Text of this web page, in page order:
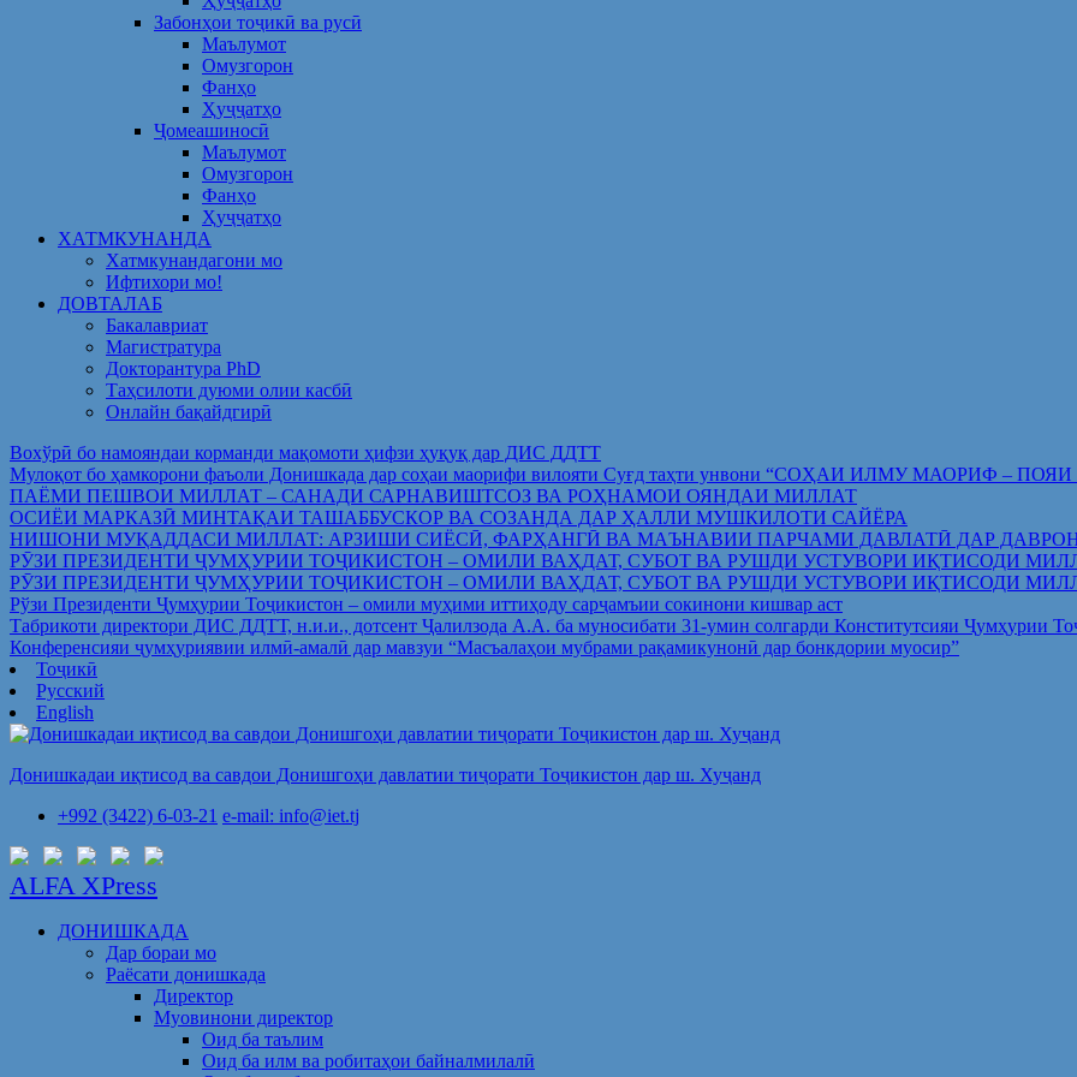
Забонҳои тоҷикӣ ва русӣ
Маълумот
Омузгорон
Фанҳо
Ҳуҷҷатҳо
Ҷомеашиносӣ
Маълумот
Омузгорон
Фанҳо
Ҳуҷҷатҳо
ХАТМКУНАНДА
Хатмкунандагони мо
Ифтихори мо!
ДОВТАЛАБ
Бакалавриат
Магистратура
Докторантура PhD
Таҳсилоти дуюми олии касбӣ
Онлайн бақайдгирӣ
Вохўрӣ бо намояндаи корманди мақомоти ҳифзи ҳуқуқ дар ДИС ДДТТ
Мулоқот бо ҳамкорони фаъоли Донишкада дар соҳаи маорифи вилояти Суғд таҳти унвони “СОҲАИ ИЛМУ МАОРИФ
ПАЁМИ ПЕШВОИ МИЛЛАТ – САНАДИ САРНАВИШТСОЗ ВА РОҲНАМОИ ОЯНДАИ МИЛЛАТ
ОСИЁИ МАРКАЗӢ МИНТАҚАИ ТАШАББУСКОР ВА СОЗАНДА ДАР ҲАЛЛИ МУШКИЛОТИ САЙЁРА
НИШОНИ МУҚАДДАСИ МИЛЛАТ: АРЗИШИ СИЁСӢ, ФАРҲАНГӢ ВА МАЪНАВИИ ПАРЧАМИ ДАВЛАТӢ ДАР
РӮЗИ ПРЕЗИДЕНТИ ҶУМҲУРИИ ТОҶИКИСТОН – ОМИЛИ ВАҲДАТ, СУБОТ ВА РУШДИ УСТУВОРИ ИҚТИСОДИ
РӮЗИ ПРЕЗИДЕНТИ ҶУМҲУРИИ ТОҶИКИСТОН – ОМИЛИ ВАҲДАТ, СУБОТ ВА РУШДИ УСТУВОРИ ИҚТИСОДИ
Рўзи Президенти Ҷумҳурии Тоҷикистон – омили муҳими иттиҳоду сарҷамъии сокинони кишвар аст
Табрикоти директори ДИС ДДТТ, н.и.и., дотсент Ҷалилзода А.А. ба муносибати 31-умин солгарди Конститутсияи Ҷумҳурии
Конференсияи ҷумҳуриявии илмӣ-амалӣ дар мавзуи “Масъалаҳои мубрами рақамикунонӣ дар бонкдории муосир”
Тоҷикӣ
Русский
English
Донишкадаи иқтисод ва савдои Донишгоҳи давлатии тиҷорати Тоҷикистон дар ш. Хуҷанд
+992 (3422) 6-03-21 e-mail: info@iet.tj
ALFA XPress
ДОНИШКАДА
Дар бораи мо
Раёсати донишкада
Директор
Муовинони директор
Оид ба таълим
Оид ба илм ва робитаҳои байналмилалӣ